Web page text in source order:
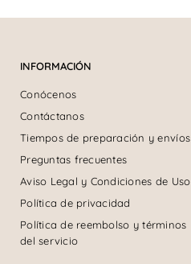
INFORMACIÓN
Conócenos
Contáctanos
Tiempos de preparación y envíos
Preguntas frecuentes
Aviso Legal y Condiciones de Uso
Política de privacidad
Política de reembolso y términos
del servicio